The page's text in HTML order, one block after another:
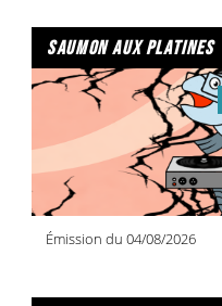
saumon aux platines
Émission du 04/08/2026